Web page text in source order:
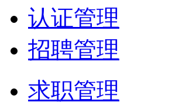
认证管理
招聘管理
求职管理